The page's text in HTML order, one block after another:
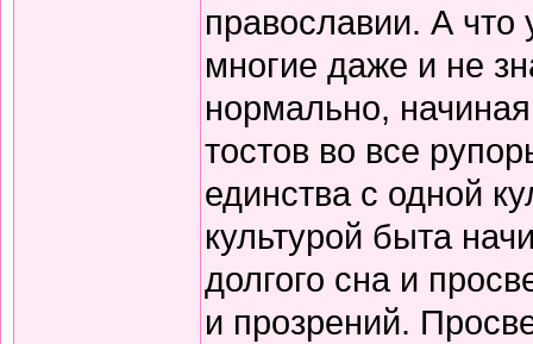
православии. А что
многие даже и не
нормально,
тостов во все
единства с одной
культурой быта
долгого сна и
и прозрений.